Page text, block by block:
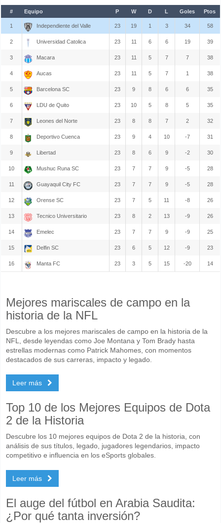
# Equipo P W D L Goles Ptos
1 Independiente del Valle 23 19 1 3 34 58
2 Universidad Catolica 23 11 6 6 19 39
3 Macara 23 11 5 7 7 38
4 Aucas 23 11 5 7 1 38
5 Barcelona SC 23 9 8 6 6 35
6 LDU de Quito 23 10 5 8 5 35
7 Leones del Norte 23 8 8 7 2 32
8 Deportivo Cuenca 23 9 4 10 -7 31
9 Libertad 23 8 6 9 -2 30
10 Mushuc Runa SC 23 7 7 9 -5 28
11 Guayaquil City FC 23 7 7 9 -5 28
12 Orense SC 23 7 5 11 -8 26
13 Tecnico Universitario 23 8 2 13 -9 26
14 Emelec 23 7 7 9 -9 25
15 Delfin SC 23 6 5 12 -9 23
16 Manta FC 23 3 5 15 -20 14
Mejores mariscales de campo en la
historia de la NFL
Descubre a los mejores mariscales de campo en la historia de la
NFL, desde leyendas como Joe Montana y Tom Brady hasta
estrellas modernas como Patrick Mahomes, con momentos
destacados de sus carreras, impacto y legado.
Leer más
Top 10 de los Mejores Equipos de Dota
2 de la Historia
Descubre los 10 mejores equipos de Dota 2 de la historia, con
análisis de sus títulos, legado, jugadores legendarios, impacto
competitivo e influencia en los eSports globales.
Leer más
El auge del fútbol en Arabia Saudita:
¿Por qué tanta inversión?